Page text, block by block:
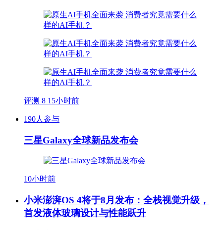
评测 8 15小时前
190人参与
三星Galaxy全球新品发布会
10小时前
小米澎湃OS 4将于8月发布：全栈视觉升级，
首发液体玻璃设计与性能跃升